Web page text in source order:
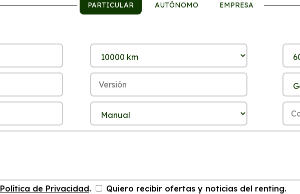
PARTICULAR AUTÓNOMO EMPRESA
Política de Privacidad. Quiero recibir ofertas y noticias del renting.